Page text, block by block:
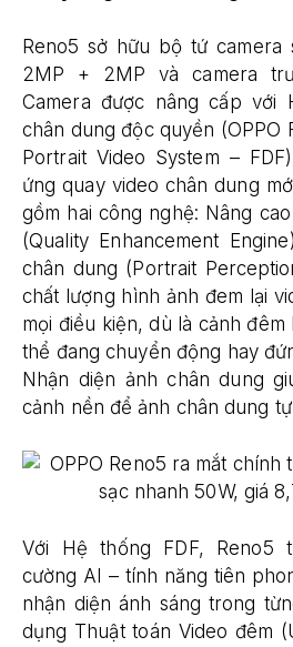
Reno5 sở hữu bộ tứ
2MP + 2MP và camera
Camera được nâng cấp với
chân dung độc quyền (OPPO
Portrait Video System –
ứng quay video chân dung
gồm hai công nghệ: Nâng
(Quality Enhancement
chân dung (Portrait
chất lượng hình ảnh đem lại
mọi điều kiện, dù là cảnh
thể đang chuyển động hay
Nhận diện ảnh chân dung
cảnh nền để ảnh chân dung
Với Hệ thống FDF, Reno5
cường AI – tính năng tiên
nhận diện ánh sáng trong
dụng Thuật toán Video đêm